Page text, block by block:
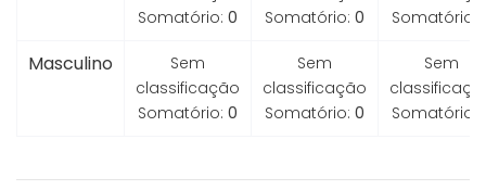
Somatório: 0
Somatório: 0
Somatório:
Masculino
Sem
classificação
Somatório: 0
Sem
classificação
Somatório: 0
Sem
Somatório: